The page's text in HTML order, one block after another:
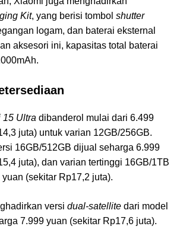
Kit, yang berisi tombol shutter
logam, dan baterai eksternal
aksesori ini, kapasitas total baterai
15 Ultra dibanderol mulai dari 6.499
juta) untuk varian 12GB/256GB.
16GB/512GB dijual seharga 6.999
juta), dan varian tertinggi 16GB/1TB
(sekitar Rp17,2 juta).
versi dual-satellite dari model
7.999 yuan (sekitar Rp17,6 juta).